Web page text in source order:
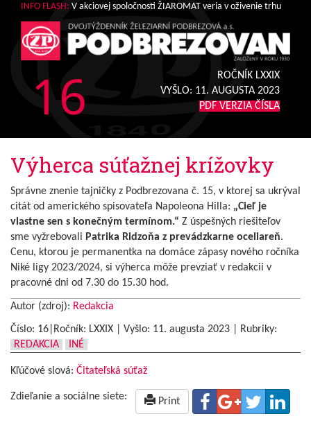
INFO FLASH: V akciovej spoločnosti ŽIAROMAT veria v oživenie trhu
16
ROČNÍK LXXIX
VYŠLO: 11. AUGUSTA 2023
PDF VERZIA ČÍSLA
Výherca súťažnej krížovky
Správne znenie tajničky z Podbrezovana č. 15, v ktorej sa ukrýval
citát od amerického spisovateľa Napoleona Hilla: „Cieľ je
vlastne sen s konečným termínom.“ Z úspešných riešiteľov
sme vyžrebovali Patrika Ridzoňa z prevádzkarne oceliareň.
Cenu, ktorou je permanentka na domáce zápasy nového ročníka
Niké ligy 2023/2024, si výherca môže prevziať v redakcii v
pracovné dni od 7.30 do 15.30 hod.
Autor (zdroj): Redakcia
Číslo: 16|Ročník: LXXIX | Vyšlo: 11. augusta 2023
Rubriky:
REDAKCIA
INÉ
Kľúčové slová: Čitateľská súťaž
Zdieľanie a sociálne siete: Print